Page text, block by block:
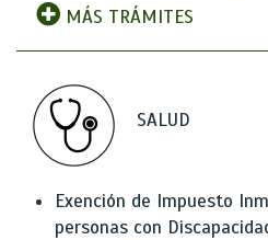
MÁS TRÁMITES
SALUD
Exención de Impuesto
personas con